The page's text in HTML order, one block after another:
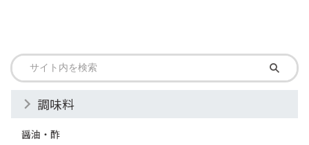
調味料
醤油・酢